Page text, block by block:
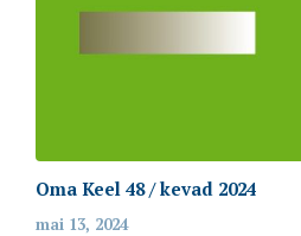
Oma Keel 48 / kevad 2024
mai 13, 2024